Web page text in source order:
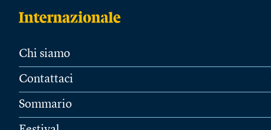
Chi siamo
Contattaci
Sommario